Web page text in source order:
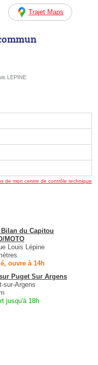
Trajet Maps
LEPINE
de mon centre de contrôle technique
du Capitou
MOTO
Louis Lépine
ouvre à 14h
Puget Sur Argens
sur-Argens
jusqu'à 18h